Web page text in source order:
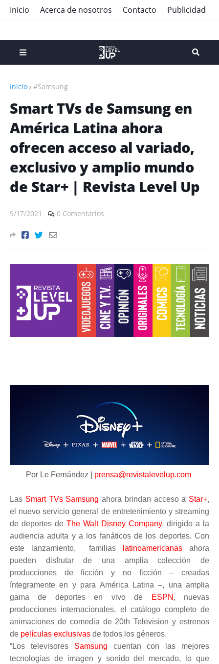
Inicio Acerca de nosotros Contacto Publicidad
Inicio #Samsung
Smart TVs de Samsung en
América Latina ahora
ofrecen acceso al variado,
exclusivo y amplio mundo
de Star+ | Revista Level Up
9/17/2021 0 Comentarios
Por Le Fernández | prensa@revistalevelup.com
Las Smart TVs Samsung ahora brindan acceso a Star+,
el nuevo servicio general de entretenimiento y streaming
de deportes de The Walt Disney Company, dirigido a la
audiencia adulta y a los fanáticos de los deportes. Con
este lanzamiento, familias
latinoamericanasahora
pueden disfrutar de una amplia colección de
producciones de ficción y no ficción – creadas
íntegramente en y para América Latina –, una amplia
gama de deportes en vivo de
ESPN , nuevas
producciones internacionales, el catálogo completo de
animaciones de comedia de 20th Television y estrenos
de películas exclusivas de todos los géneros.
“Los televisores Samsung cuentan con las mejores
tecnologías de imagen y sonido del mercado, lo que